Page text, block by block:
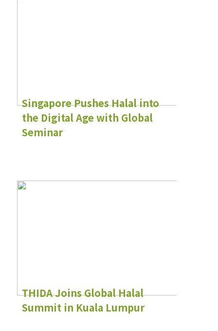
Singapore Pushes Halal into
the Digital Age with Global
Seminar
THIDA Joins Global Halal
Summit in Kuala Lumpur